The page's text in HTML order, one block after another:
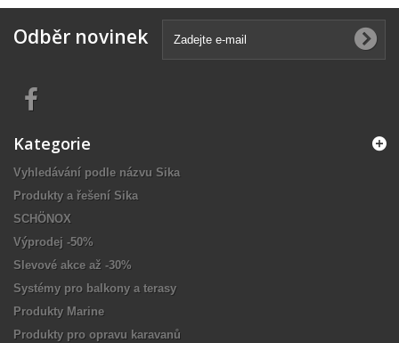
Odběr novinek
Kategorie
Vyhledávání podle názvu Sika
Produkty a řešení Sika
SCHÖNOX
Výprodej -50%
Slevové akce až -30%
Systémy pro balkony a terasy
Produkty Marine
Produkty pro opravu karavanů